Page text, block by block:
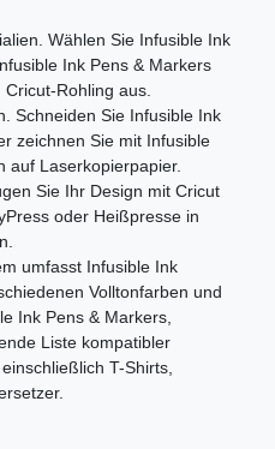
Wählen Sie Infusible Ink
Ink Pens & Markers
Rohling aus.
Schneiden Sie Infusible Ink
zeichnen Sie mit Infusible
auf Laserkopierpapier.
Sie Ihr Design mit Cricut
oder Heißpresse in
umfasst Infusible Ink
Volltonfarben und
Ink Pens & Markers,
Liste kompatibler
T-Shirts,